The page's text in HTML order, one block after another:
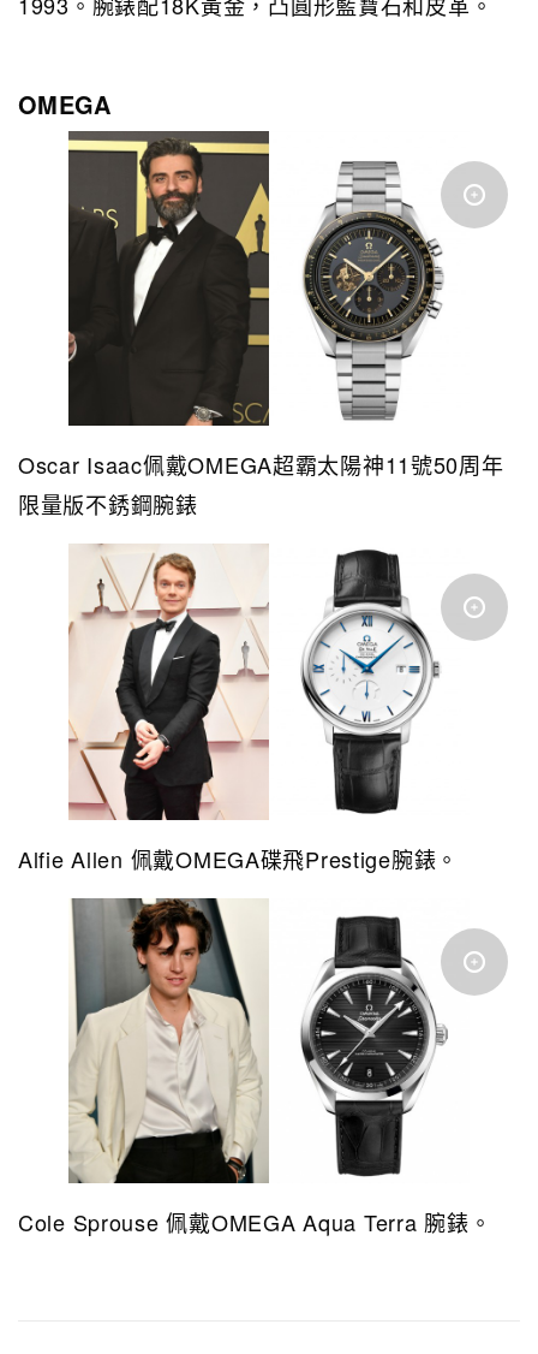
OMEGA
Oscar Isaac佩戴OMEGA超霸太陽神11號50周年
限量版不銹鋼腕錶
Alfie Allen 佩戴OMEGA碟飛Prestige腕錶。
Cole Sprouse 佩戴OMEGA Aqua Terra 腕錶。